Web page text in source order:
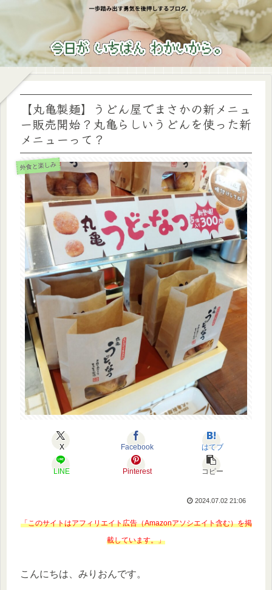
【丸亀製麺】うどん屋でまさかの新メニュ
ー販売開始？丸亀らしいうどんを使った新
メニューって？
外食と楽しみ
X Facebook はてブ
LINE Pinterest コピー
2024.07.02 21:06
「このサイトはアフィリエイト広告（Amazonアソシエイト含む）を掲
載しています。」
こんにちは、みりおんです。